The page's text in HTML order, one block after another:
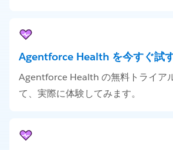
Agentforce Health を今すぐ試
Agentforce Health の無料トライア
て、実際に体験してみます。